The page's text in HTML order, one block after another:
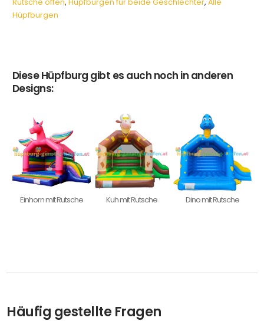
Rutsche offen, Hüpfburgen für beide Geschlechter, Alle
Hüpfburgen
Diese Hüpfburg gibt es auch noch in anderen
Designs:
Einhorn mit Rutsche Kuh mit Rutsche Dino mit Rutsche
Häufig gestellte Fragen